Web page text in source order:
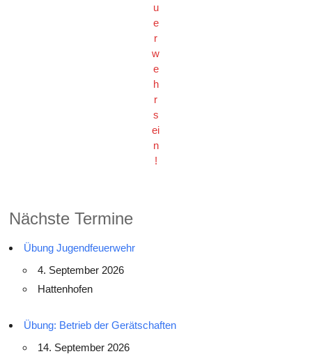
u
e
r
w
e
h
r
s
ei
n
!
Nächste Termine
Übung Jugendfeuerwehr
4. September 2026
Hattenhofen
Übung: Betrieb der Gerätschaften
14. September 2026